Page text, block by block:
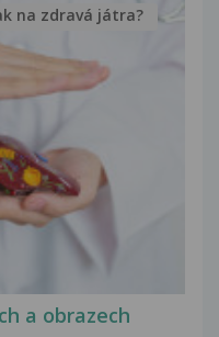
a obrazech
na zdravá játra?